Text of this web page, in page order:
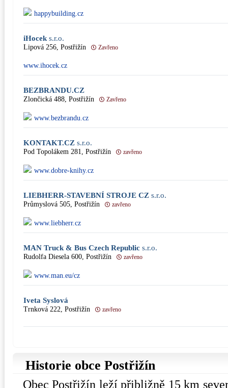
happybuilding.cz
iHocek s.r.o.
Lipová 256, Postřižín Zavřeno
www.ihocek.cz
BEZBRANDU.CZ
Zlončická 488, Postřižín Zavřeno
www.bezbrandu.cz
KONTAKT.CZ s.r.o.
Pod Topolákem 281, Postřižín zavřeno
www.dobre-knihy.cz
LIEBHERR-STAVEBNÍ STROJE CZ s.r.o.
Průmyslová 505, Postřižín zavřeno
www.liebherr.cz
MAN Truck & Bus Czech Republic s.r.o.
Rudolfa Diesela 600, Postřižín zavřeno
www.man.eu/cz
Iveta Syslová
Trnková 222, Postřižín zavřeno
Historie obce Postřižín
Obec Postřižín leží přibližně 15 km